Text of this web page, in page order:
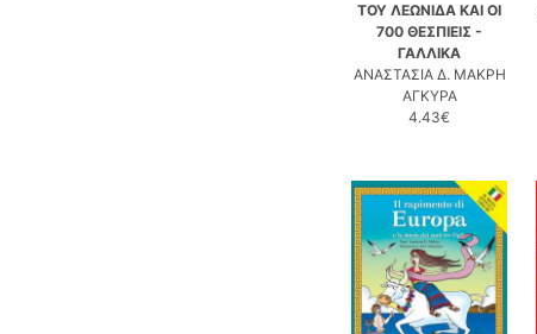
ΤΟΥ ΛΕΩΝΙΔΑ ΚΑΙ ΟΙ
700 ΘΕΣΠΙΕΙΣ -
ΓΑΛΛΙΚΑ
ΑΝΑΣΤΑΣΙΑ Δ. ΜΑΚΡΗ
ΑΓΚΥΡΑ
4.43€